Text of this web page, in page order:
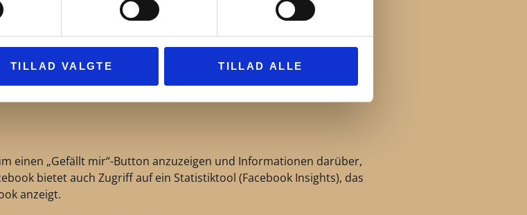
TILLAD VALGTE TILLAD ALLE
über den Benutzer enthalten. Anonyme Daten können
in sozialen Netzwerken teilen. Wenn Sie etwas teilen, setzt Ad This
einen „Gefällt mir“-Button anzuzeigen und Informationen darüber,
bietet auch Zugriff auf ein Statistiktool (Facebook Insights), das
anzeigt.